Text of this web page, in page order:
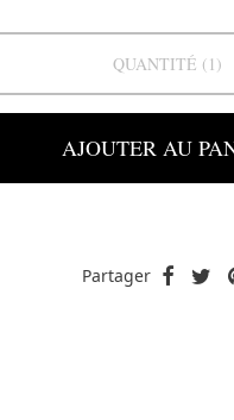
QUANTITÉ 1
AJOUTER AU
Partager